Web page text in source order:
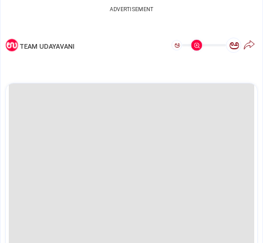
ADVERTISEMENT
TEAM UDAYAVANI ಅ ಅ